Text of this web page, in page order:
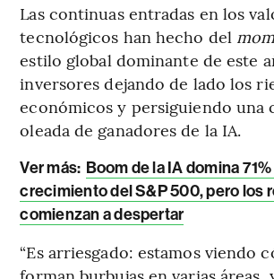
Las continuas entradas en los
tecnológicos han hecho del
estilo global dominante de este
inversores dejando de lado los
económicos y persiguiendo una
oleada de ganadores de la IA.
Ver más: Boom de la IA domina
crecimiento del S&P 500, pero los
comienzan a despertar
“Es arriesgado: estamos viendo
forman burbujas en varias áreas,